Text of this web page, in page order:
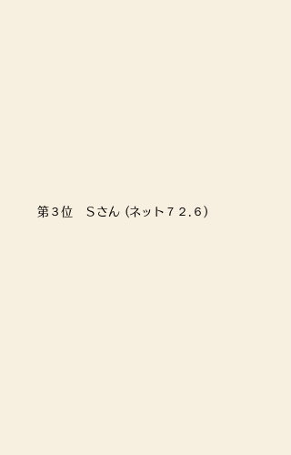
第３位　Ｓさん (ネット７２.６)